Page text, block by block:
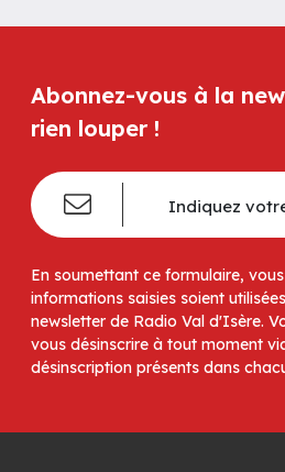
Abonnez-vous à la
rien louper !
En soumettant ce formulaire,
informations saisies soient
newsletter de Radio Val d'Isère.
vous désinscrire à tout moment
désinscription présents dans